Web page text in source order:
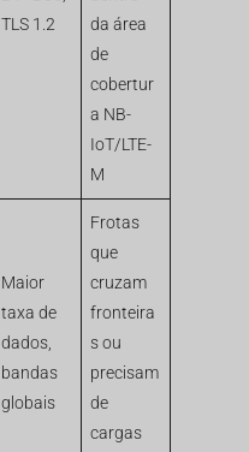
TLS 1.2
da área
de
cobertur
a NB-
IoT/LTE-
M
Maior
taxa de
dados,
bandas
globais
Frotas
que
cruzam
fronteira
s ou
precisam
de
cargas